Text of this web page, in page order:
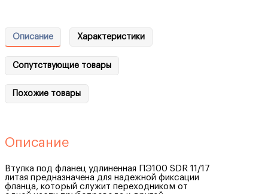
Описание Характеристики
Сопутствующие товары
Похожие товары
Описание
Втулка под фланец удлиненная ПЭ100 SDR 11/17
литая предназначена для надежной фиксации
фланца, который служит переходником от